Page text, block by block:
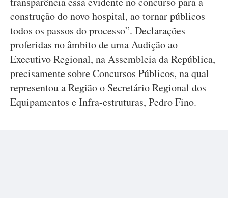
construção do novo hospital, ao tornar públicos
todos os passos do processo”. Declarações
proferidas no âmbito de uma Audição ao
Executivo Regional, na Assembleia da República,
precisamente sobre Concursos Públicos, na qual
representou a Região o Secretário Regional dos
Equipamentos e Infra-estruturas, Pedro Fino.